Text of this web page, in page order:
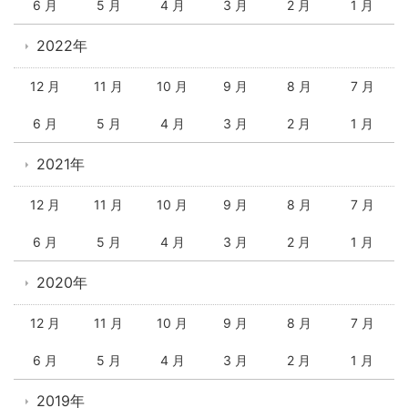
6 月 5 月 4 月 3 月 2 月 1 月
2022年
12 月 11 月 10 月 9 月 8 月 7 月
6 月 5 月 4 月 3 月 2 月 1 月
2021年
12 月 11 月 10 月 9 月 8 月 7 月
6 月 5 月 4 月 3 月 2 月 1 月
2020年
12 月 11 月 10 月 9 月 8 月 7 月
6 月 5 月 4 月 3 月 2 月 1 月
2019年